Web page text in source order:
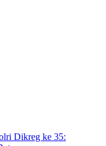
Dikreg ke 35: